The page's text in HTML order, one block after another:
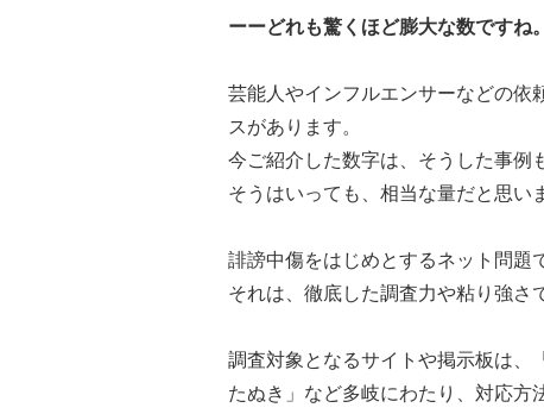
ーーどれも驚くほど膨大な数ですね。
芸能人やインフルエンサーなどの依
スがあります。
今ご紹介した数字は、そうした事例
そうはいっても、相当な量だと思い
誹謗中傷をはじめとするネット問題
それは、徹底した調査力や粘り強さ
調査対象となるサイトや掲示板は、
たぬき」など多岐にわたり、対応方